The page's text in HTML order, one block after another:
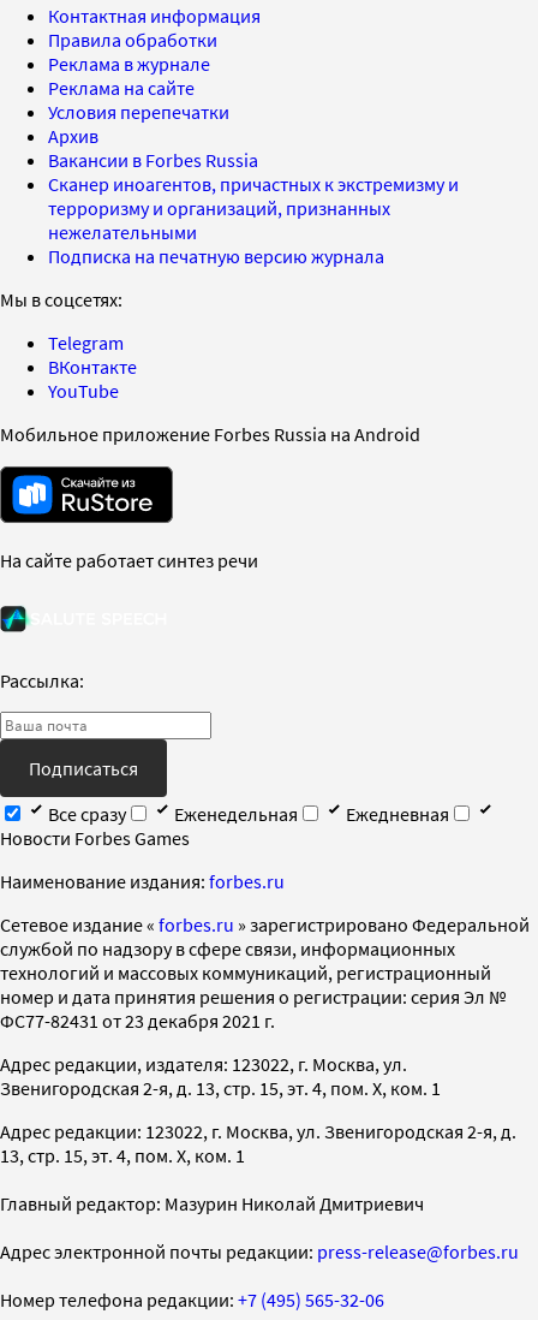
Контактная информация
Правила обработки
Реклама в журнале
Реклама на сайте
Условия перепечатки
Архив
Вакансии в Forbes Russia
Сканер иноагентов, причастных к экстремизму и
терроризму и организаций, признанных
нежелательными
Подписка на печатную версию журнала
Мы в соцсетях:
Telegram
ВКонтакте
YouTube
Мобильное приложение Forbes Russia на Android
На сайте работает синтез речи
Рассылка:
Подписаться
Все сразу
Еженедельная
Ежедневная
Новости Forbes Games
Наименование издания: forbes.ru
Cетевое издание « forbes.ru » зарегистрировано Федеральной
службой по надзору в сфере связи, информационных
технологий и массовых коммуникаций, регистрационный
номер и дата принятия решения о регистрации: серия Эл №
ФС77-82431 от 23 декабря 2021 г.
Адрес редакции, издателя: 123022, г. Москва, ул.
Звенигородская 2-я, д. 13, стр. 15, эт. 4, пом. X, ком. 1
Адрес редакции: 123022, г. Москва, ул. Звенигородская 2-я, д.
13, стр. 15, эт. 4, пом. X, ком. 1
Главный редактор: Мазурин Николай Дмитриевич
Адрес электронной почты редакции: press-release@forbes.ru
Номер телефона редакции: +7 (495) 565-32-06